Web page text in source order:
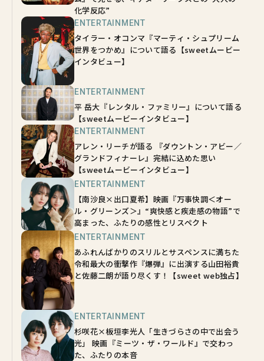
化学反応”
ENTERTAINMENT
タイラー・オコンマ『マーティ・シュプリーム
世界をつかめ』について語る【sweetムービー
インタビュー】
ENTERTAINMENT
平 岳大『レンタル・ファミリー』について語る
【sweetムービーインタビュー】
ENTERTAINMENT
アレン・リーチが語る 『ダウントン・アビー／
グランドフィナーレ』完結に込めた思い
【sweetムービーインタビュー】
ENTERTAINMENT
【南沙良×出口夏希】映画『万事快調＜オー
ル・グリーンズ＞』“爽快感と疾走感の物語”で
高まった、ふたりの感性とリスペクト
ENTERTAINMENT
あふれんばかりのスリルとサスペンスに満ちた
令和最大の衝撃作『爆弾』に出演する山田裕貴
と佐藤二朗が語り尽くす！【sweet web独占】
ENTERTAINMENT
杉咲花×板垣李光人「生きづらさの中で出会う
光」 映画『ミーツ・ザ・ワールド』で交わっ
た、ふたりの本音